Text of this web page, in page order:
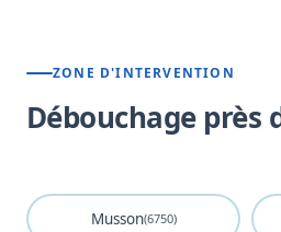
ZONE D'INTERVENTION
Débouchage près
Musson(6750)